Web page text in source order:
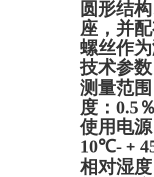
圆形结
座，并
螺丝作
技术参数
测量范
度： 0.5
使用电
10℃- ﹢
相对湿